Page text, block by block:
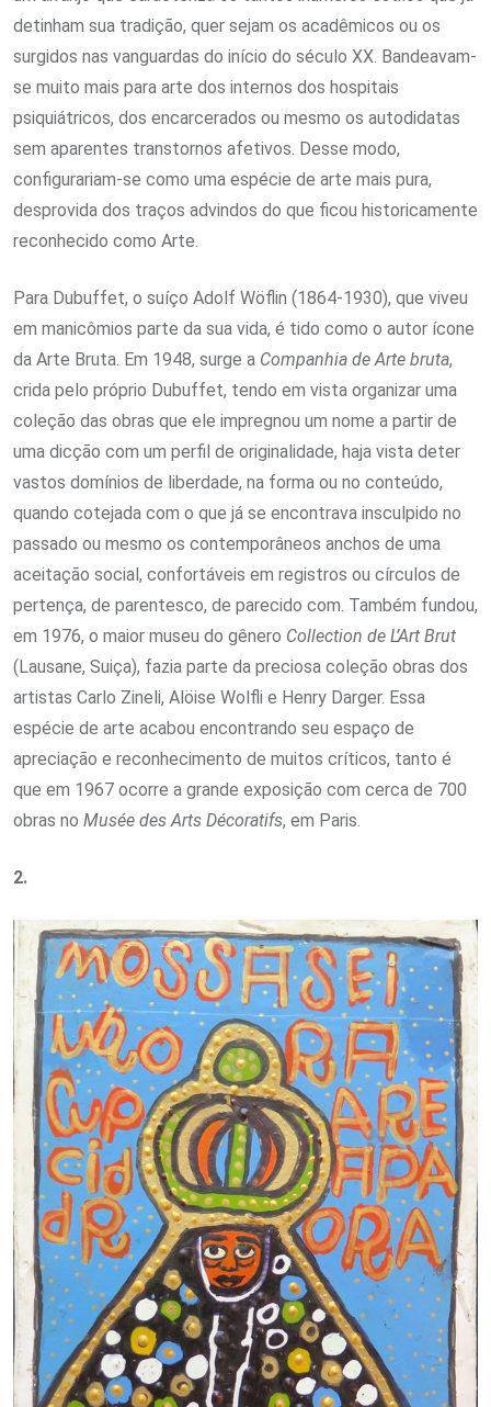
detinham sua tradição, quer sejam os acadêmicos ou os
surgidos nas vanguardas do início do século XX. Bandeavam-
se muito mais para arte dos internos dos hospitais
psiquiátricos, dos encarcerados ou mesmo os autodidatas
sem aparentes transtornos afetivos. Desse modo,
configurariam-se como uma espécie de arte mais pura,
desprovida dos traços advindos do que ficou historicamente
reconhecido como Arte.
Para Dubuffet, o suíço Adolf Wöflin (1864-1930), que viveu
em manicômios parte da sua vida, é tido como o autor ícone
da Arte Bruta. Em 1948, surge a Companhia de Arte bruta,
crida pelo próprio Dubuffet, tendo em vista organizar uma
coleção das obras que ele impregnou um nome a partir de
uma dicção com um perfil de originalidade, haja vista deter
vastos domínios de liberdade, na forma ou no conteúdo,
quando cotejada com o que já se encontrava insculpido no
passado ou mesmo os contemporâneos anchos de uma
aceitação social, confortáveis em registros ou círculos de
pertença, de parentesco, de parecido com. Também fundou,
em 1976, o maior museu do gênero Collection de L’Art Brut
(Lausane, Suiça), fazia parte da preciosa coleção obras dos
artistas Carlo Zineli, Alöise Wolfli e Henry Darger. Essa
espécie de arte acabou encontrando seu espaço de
apreciação e reconhecimento de muitos críticos, tanto é
que em 1967 ocorre a grande exposição com cerca de 700
obras no Musée des Arts Décoratifs, em Paris.
2.